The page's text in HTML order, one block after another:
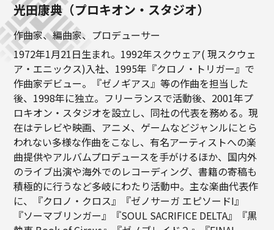
光田康典（プロキオン・スタジオ）
作曲家、編曲家、プロデューサー
1972年1月21日生まれ。1992年スクウェア( 現スクウェ
ア・エニックス)入社、1995年『クロノ・トリガー』で
作曲家デビュー。『ゼノギアス』等の作曲を担当した
後、1998年に独立。フリーランスで活動後、2001年プ
ロキオン・スタジオを設立し、同社の代表を務める。現
在はテレビや映画、アニメ、ゲームなどジャンルにとら
われない多様な作曲をこなし、有名アーティストへの楽
曲提供やアルバムプロデュースを手がけるほか、国内外
のライブ出演や海外でのレコーディング、書籍の寄稿も
積極的に行うなど多岐にわたり活動中。主な楽曲代表作
に、『クロノ・クロス』『ゼノサーガ エピソードI』
『ソーマブリンガー』『SOUL SACRIFICE DELTA』『黒